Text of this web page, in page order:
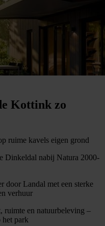
Kottink zo
ruime kavels eigen grond
Dinkeldal nabij Natura 2000-
door Landal met een sterke
verhuur
ruimte en natuurbeleving –
park